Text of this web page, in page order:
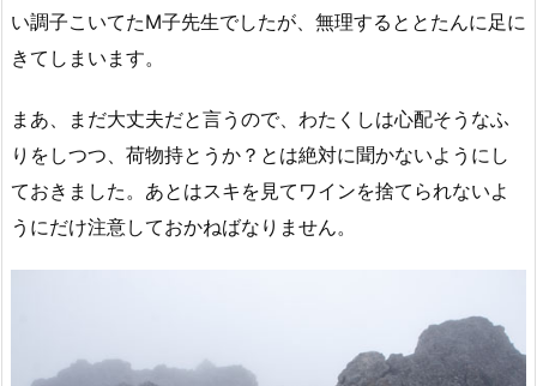
い調子こいてたM子先生でしたが、無理するととたんに足に
きてしまいます。
まあ、まだ大丈夫だと言うので、わたくしは心配そうなふ
りをしつつ、荷物持とうか？とは絶対に聞かないようにし
ておきました。あとはスキを見てワインを捨てられないよ
うにだけ注意しておかねばなりません。